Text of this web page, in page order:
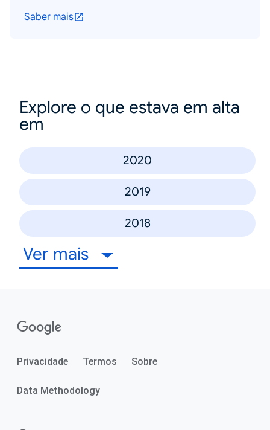
Saber mais
Explore o que estava em alta
em
2020
2019
2018
Ver mais
Privacidade Termos Sobre
Data Methodology